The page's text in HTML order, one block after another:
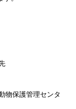
保護管理センタ